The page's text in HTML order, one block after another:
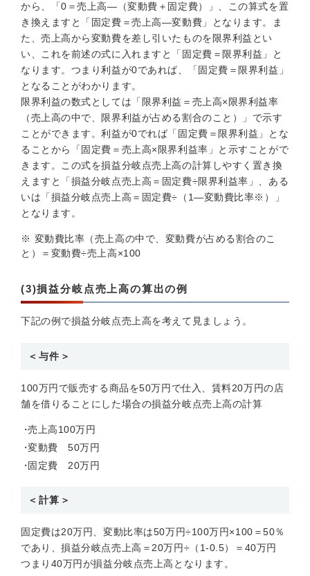
から、「0＝売上高—（変動費＋固定費）」、この算式を置
き換えますと「固定費＝売上高—変動費」となります。ま
た、売上高から変動費を差し引いたものを限界利益とい
い、これを前述の式に入れますと「固定費＝限界利益」と
なります。つまり利益が0であれば、「固定費＝限界利益」
となることがわかります。
限界利益の数式としては「限界利益＝売上高×限界利益率
（売上高の中で、限界利益が占める割合のこと）」で示す
ことができます。利益が0でれば「固定費＝限界利益」とな
ることから「固定費＝売上高×限界利益率」と示すことがで
きます。この式を損益分岐点売上高の計算しやすく置き換
えますと「損益分岐点売上高＝固定費÷限界利益率」、ある
いは「損益分岐点売上高＝固定費÷（1—変動費比率※）」
となります。
※ 変動費比率（売上高の中で、変動費が占める割合のこ
と）＝変動費÷売上高×100
(3)損益分岐点売上高の算出の例
下記の例で損益分岐点売上高を考えて見ましょう。
＜与件＞
100万円で販売する商品を50万円で仕入、賃料20万円の店
舗を借りることにした場合の損益分岐点売上高の計算
売上高100万円
変動費 50万円
固定費 20万円
＜計算＞
固定費は20万円、変動比率は50万円÷100万円×100＝50％
であり、損益分岐点売上高＝20万円÷（1-0.5）＝40万円
つまり40万円が損益分岐点売上高となります。